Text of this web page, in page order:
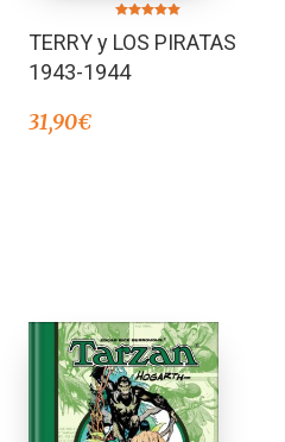
5.00
de 5
TERRY y LOS PIRATAS
1943-1944
31,90€